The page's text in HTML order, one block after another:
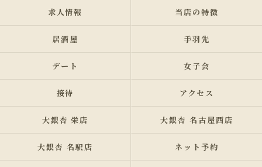
求人情報 当店の特徴
居酒屋 手羽先
デート 女子会
接待 アクセス
大銀杏 栄店 大銀杏 名古屋西店
大銀杏 名駅店 ネット予約